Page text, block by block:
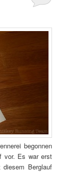
begonnen
vor. Es war erst
Berglauf